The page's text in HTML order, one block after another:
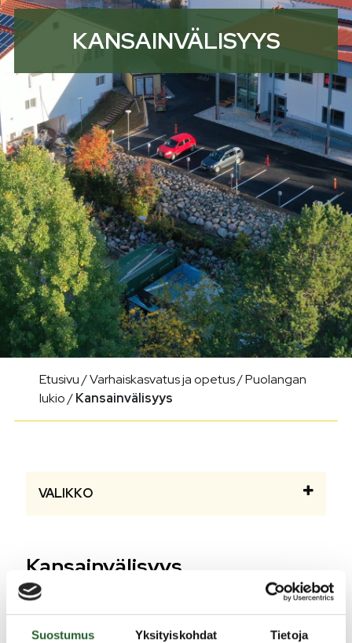
Suostumus Yksityiskohdat Tietoja
KANSAINVÄLISYYS
Etusivu/Varhaiskasvatus ja opetus/Puolangan
lukio/Kansainvälisyys
VALIKKO
Kansainvälisyys
Vaihto-opiskelu